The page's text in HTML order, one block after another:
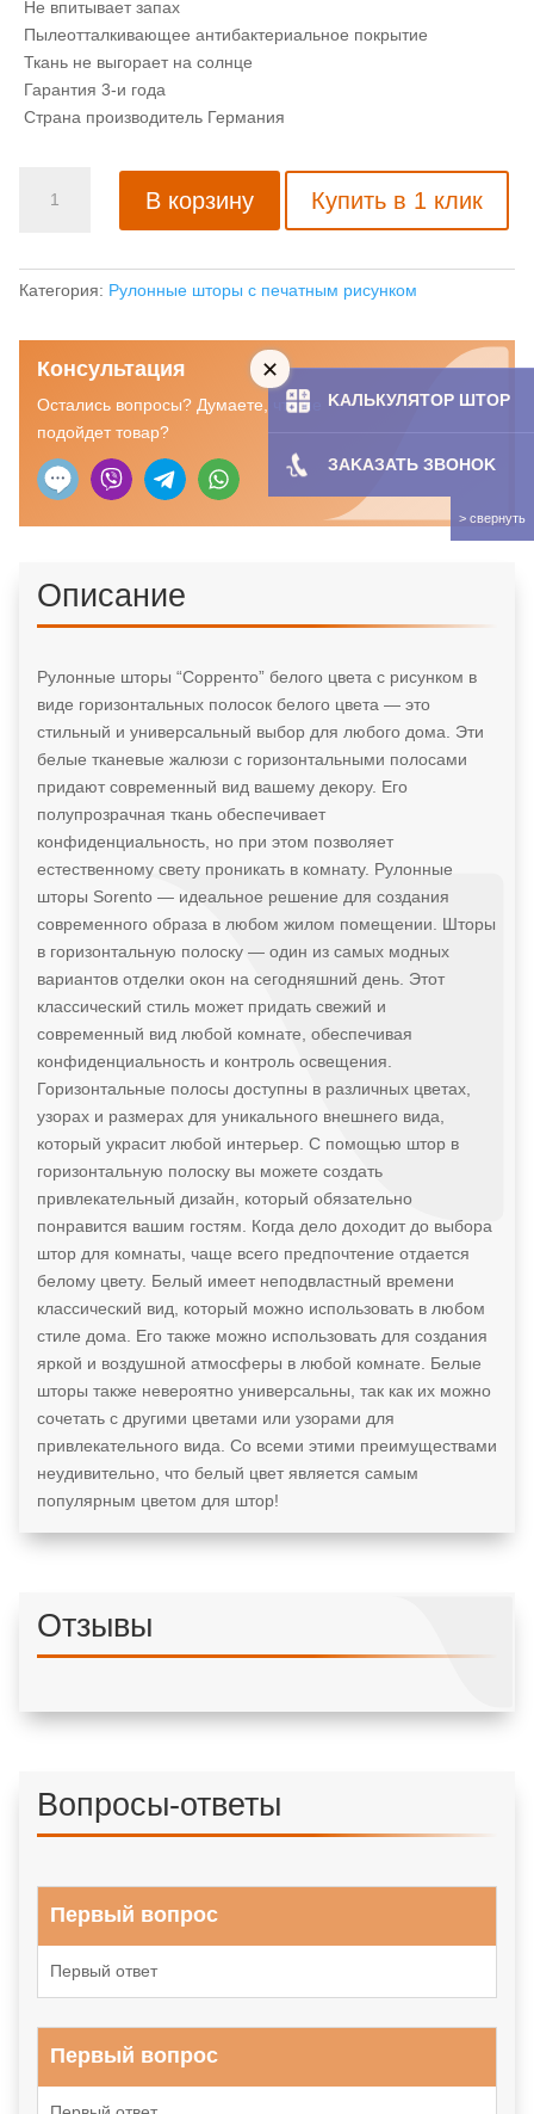
Не впитывает запах
Пылеотталкивающее антибактериальное покрытие
Ткань не выгорает на солнце
Гарантия 3-и года
Страна производитель Германия
товара
Сорренто
В корзину Купить в 1 клик
Категория: Рулонные шторы с печатным рисунком
Консультация
Остались вопросы? Думаете, что не
подойдет товар?
Описание
Рулонные шторы “Сорренто” белого цвета с рисунком в
виде горизонтальных полосок белого цвета — это
стильный и универсальный выбор для любого дома. Эти
белые тканевые жалюзи с горизонтальными полосами
придают современный вид вашему декору. Его
полупрозрачная ткань обеспечивает
конфиденциальность, но при этом позволяет
естественному свету проникать в комнату. Рулонные
шторы Sorento — идеальное решение для создания
современного образа в любом жилом помещении. Шторы
в горизонтальную полоску — один из самых модных
вариантов отделки окон на сегодняшний день. Этот
классический стиль может придать свежий и
современный вид любой комнате, обеспечивая
конфиденциальность и контроль освещения.
Горизонтальные полосы доступны в различных цветах,
узорах и размерах для уникального внешнего вида,
который украсит любой интерьер. С помощью штор в
горизонтальную полоску вы можете создать
привлекательный дизайн, который обязательно
понравится вашим гостям. Когда дело доходит до выбора
штор для комнаты, чаще всего предпочтение отдается
белому цвету. Белый имеет неподвластный времени
классический вид, который можно использовать в любом
стиле дома. Его также можно использовать для создания
яркой и воздушной атмосферы в любой комнате. Белые
шторы также невероятно универсальны, так как их можно
сочетать с другими цветами или узорами для
привлекательного вида. Со всеми этими преимуществами
неудивительно, что белый цвет является самым
популярным цветом для штор!
Отзывы
Вопросы-ответы
Первый вопрос
Первый ответ
Первый вопрос
KAЛЬКУЛЯТOP ШТОР
ЗAKAЗATЬ ЗBOHOK